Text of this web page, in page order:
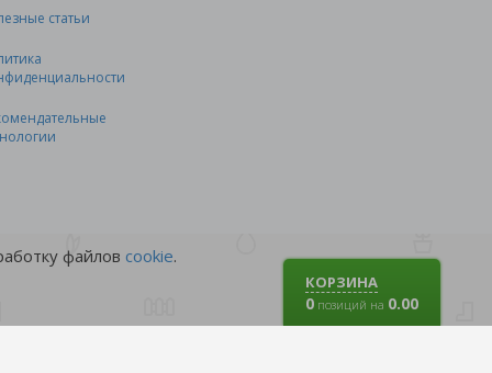
КОРЗИНА
0 позиций на 0.00
статьи
файлов cookie.